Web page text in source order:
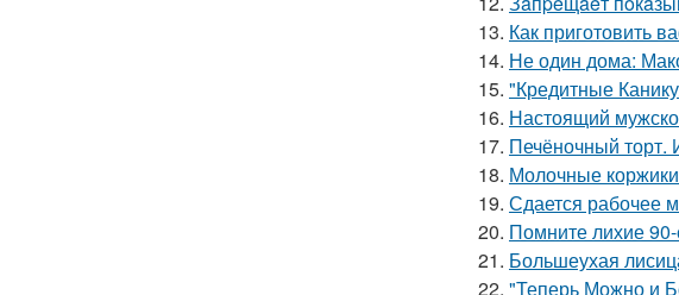
13. Как приготовить
14. Не один дома:
15. "Кредитные
16. Настоящий
17. Печёночный торт.
18. Молочные
19. Сдается рабочее
20. Помните лихие
21. Большеухая
22. "Теперь Можно и